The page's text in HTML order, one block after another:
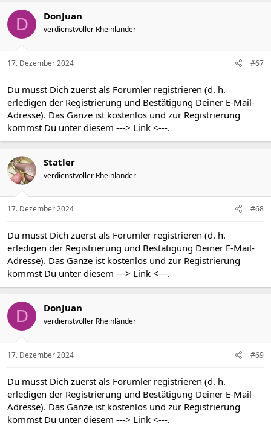
t
i
e
n
D DonJuan
verdienstvoller Rheinländer
17. Dezember 2024 #67
Du musst Dich zuerst als Forumler registrieren (d. h.
erledigen der Registrierung und Bestätigung Deiner E-Mail-
Adresse). Das Ganze ist kostenlos und zur Registrierung
kommst Du unter diesem ---> Link <---.
Statler
verdienstvoller Rheinländer
17. Dezember 2024 #68
Du musst Dich zuerst als Forumler registrieren (d. h.
erledigen der Registrierung und Bestätigung Deiner E-Mail-
Adresse). Das Ganze ist kostenlos und zur Registrierung
kommst Du unter diesem ---> Link <---.
D DonJuan
verdienstvoller Rheinländer
17. Dezember 2024 #69
Du musst Dich zuerst als Forumler registrieren (d. h.
erledigen der Registrierung und Bestätigung Deiner E-Mail-
Adresse). Das Ganze ist kostenlos und zur Registrierung
kommst Du unter diesem ---> Link <---.